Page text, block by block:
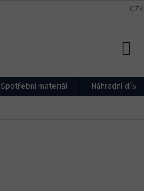
CZK
Spotřební materiál Náhradní díly